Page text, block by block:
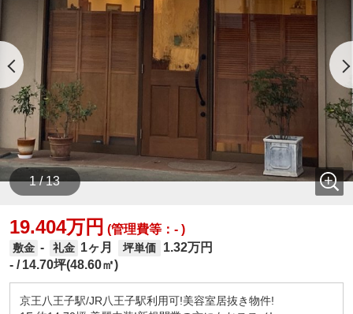
1 / 13
19.404万円 (管理費等：- )
敷金 - 礼金 1ヶ月 坪単価
1.32万円
-
14.70坪(48.60㎡)
京王八王子駅/JR八王子駅利用可!美容室居抜き物件!